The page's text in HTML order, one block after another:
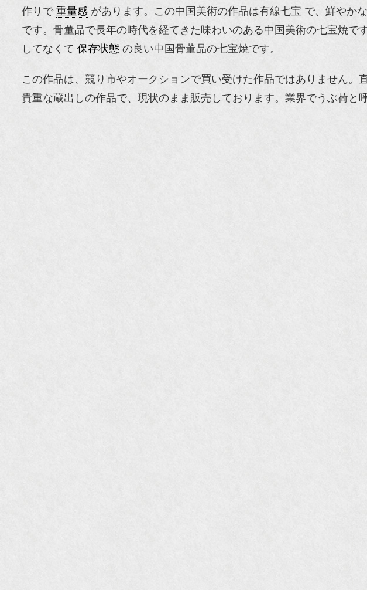
作りで 重量感 があります。この中国美術の作品は有線七宝 で、鮮やか
です。骨董品で長年の時代を経てきた味わいのある中国美術の七宝焼で
してなくて 保存状態 の良い中国骨董品の七宝焼です。
この作品は、競り市やオークションで買い受けた作品ではありません。
貴重な蔵出しの作品で、現状のまま販売しております。業界でうぶ荷と